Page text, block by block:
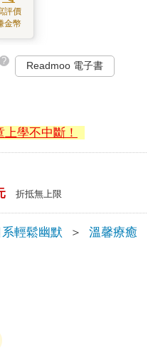
評價
金幣
? Readmoo 電子書
學不中斷！
折抵無上限
系輕鬆幽默 ＞ 溫馨療癒